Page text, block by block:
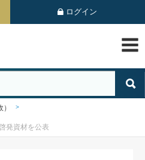
ログイン
発資材を公表